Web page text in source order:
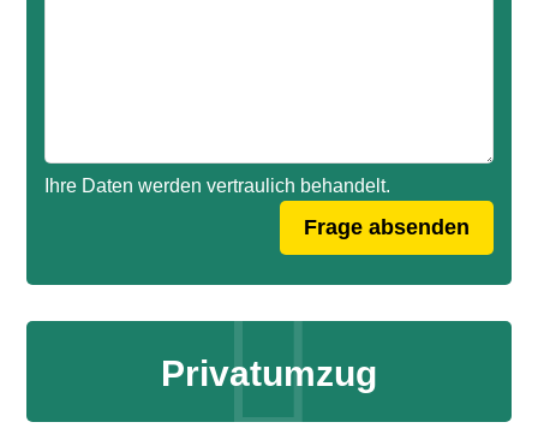
Ihre Daten werden vertraulich behandelt.
Privatumzug